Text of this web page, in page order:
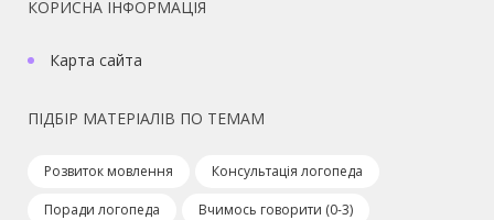
КОРИСНА ІНФОРМАЦІЯ
Карта сайта
ПІДБІР МАТЕРІАЛІВ ПО ТЕМАМ
Розвиток мовлення Консультація логопеда
Поради логопеда Вчимось говорити (0-3)